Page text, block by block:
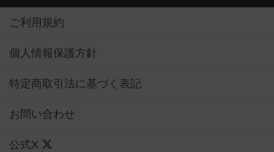
ご利用規約
個人情報保護方針
特定商取引法に基づく表記
お問い合わせ
公式X